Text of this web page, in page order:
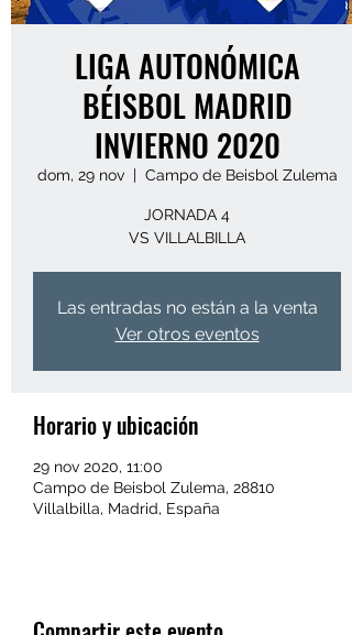
LIGA AUTONÓMICA
BÉISBOL MADRID
INVIERNO 2020
dom, 29 nov
  |
Campo de Beisbol Zulema
JORNADA 4
VS VILLALBILLA
Las entradas no están a la venta
Ver otros eventos
Horario y ubicación
29 nov 2020, 11:00
Campo de Beisbol Zulema, 28810
Villalbilla, Madrid, España